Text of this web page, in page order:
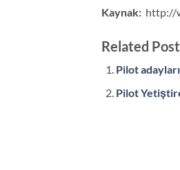
Kaynak: http://
Related
Pilot
Pilot